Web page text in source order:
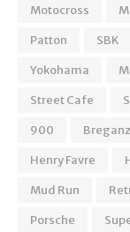
Motocross
Patton
SBK
Yokohama
Street Cafe
900
Henry Favre
Mud Run
Porsche